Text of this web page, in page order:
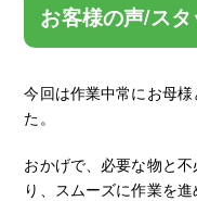
お客様の声/ス
今回は作業中常にお母
た。
おかげで、必要な物と
り、スムーズに作業を進